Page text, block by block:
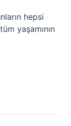
hepsi
yaşamının